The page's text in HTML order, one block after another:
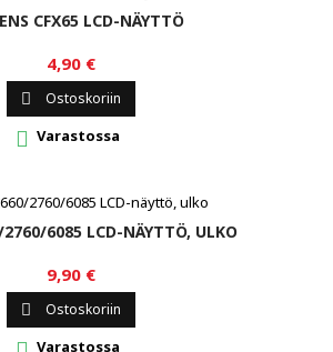
CFX65 LCD-NÄYTTÖ
4,90 €
 Ostoskoriin
 Varastossa
6085 LCD-NÄYTTÖ, ULKO
9,90 €
 Ostoskoriin
Varastossa